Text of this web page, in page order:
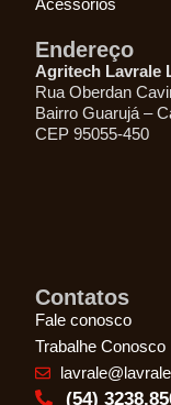
Endereço
Agritech Lavrale
Rua Oberdan
Bairro Guarujá –
CEP 95055-450
Contatos
Fale conosco
Trabalhe Conosco
(54)